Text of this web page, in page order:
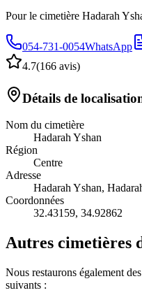
Pour le cimetière Hadarah
054-731-0054WhatsApp
4.7(166 avis)
Détails de
Nom du cimetière
Hadarah Yshan
Région
Centre
Adresse
Hadarah Yshan,
Coordonnées
32.43159, 34.92862
Autres cimetières
Nous restaurons également
suivants :